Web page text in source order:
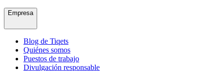
Empresa
Blog de Tiqets
Quiénes somos
Puestos de trabajo
Divulgación responsable